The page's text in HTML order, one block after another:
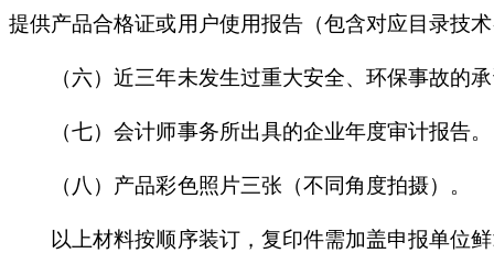
提供产品合格证或用户使用报告（包含对应目录技
（六）近三年未发生过重大安全、环保事故的承
（七）会计师事务所出具的企业年度审计报告。
（八）产品彩色照片三张（不同角度拍摄）。
以上材料按顺序装订，复印件需加盖申报单位